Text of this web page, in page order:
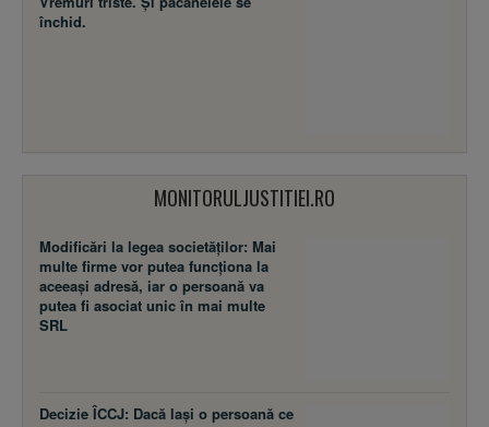
închid.
MONITORULJUSTITIEI.RO
Modificări la legea societăţilor: Mai
multe firme vor putea funcţiona la
aceeaşi adresă, iar o persoană va
putea fi asociat unic în mai multe
SRL
Decizie ÎCCJ: Dacă laşi o persoană ce